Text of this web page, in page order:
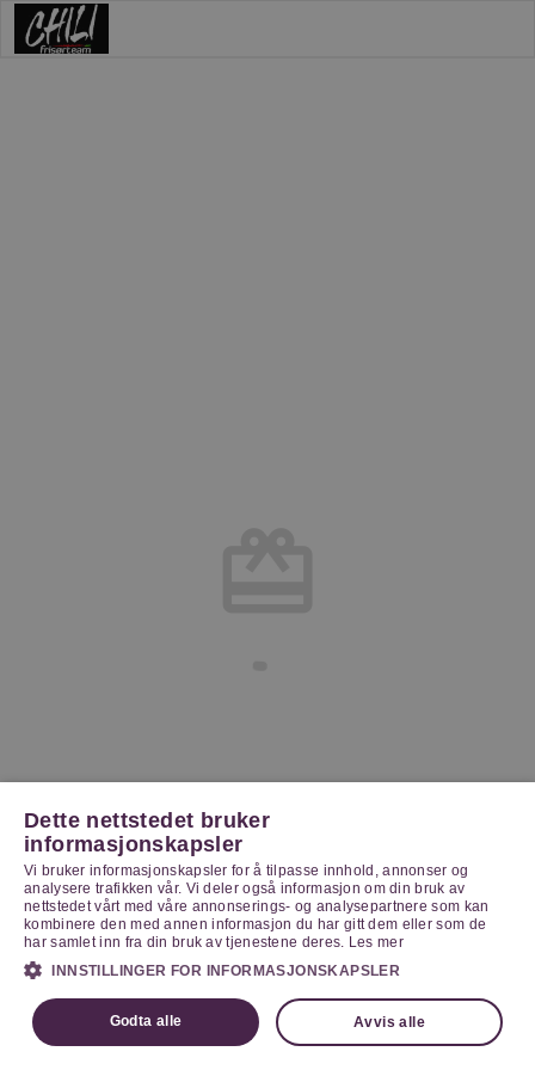
Dette nettstedet bruker
informasjonskapsler
Vi bruker informasjonskapsler for å tilpasse innhold, annonser og
analysere trafikken vår. Vi deler også informasjon om din bruk av
nettstedet vårt med våre annonserings- og analysepartnere som kan
kombinere den med annen informasjon du har gitt dem eller som de
har samlet inn fra din bruk av tjenestene deres. Les mer
INNSTILLINGER FOR INFORMASJONSKAPSLER
Godta alle Avvis alle